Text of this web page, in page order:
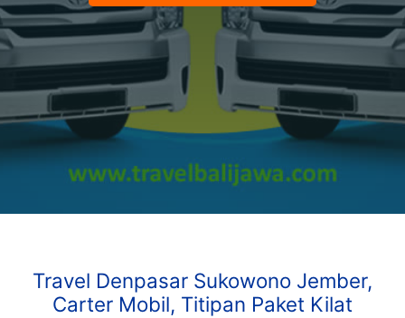
Travel Denpasar Sukowono Jember,
Carter Mobil, Titipan Paket Kilat